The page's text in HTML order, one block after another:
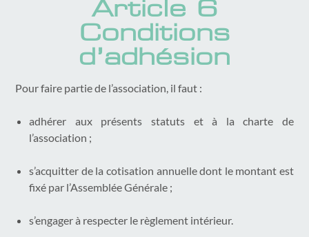
Article 6
Conditions
d’adhésion
Pour faire partie de l’association, il faut :
adhérer aux présents statuts et à la charte de
l’association ;
s’acquitter de la cotisation annuelle dont le montant est
fixé par l’Assemblée Générale ;
s’engager à respecter le règlement intérieur.